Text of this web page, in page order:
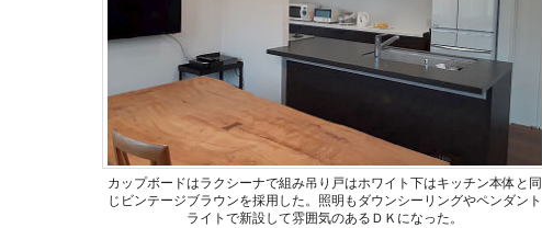
カップボードはラクシーナで組み吊り戸はホワイト下はキッチン本体と同
じビンテージブラウンを採用した。照明もダウンシーリングやペンダント
ライトで新設して雰囲気のあるＤＫになった。